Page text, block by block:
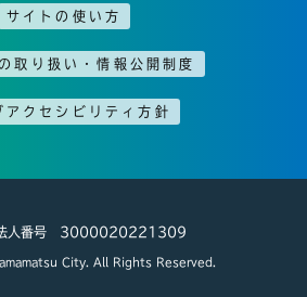
サイトの使い方
取り扱い・情報公開制度
アクセシビリティ方針
人番号 3000020221309
City. All Rights Reserved.